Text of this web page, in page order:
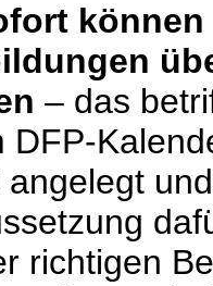
können
– das
DFP-
angelegt
richtigen